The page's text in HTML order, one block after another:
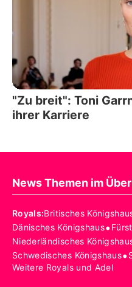
"Zu breit": Toni
ihrer Karriere
News Themen im
Royals:Britisches
Dänisches Königshaus•
Niederländisches
Schwedisches Königshaus•
Weitere Royals und Adel